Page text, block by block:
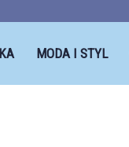
MODA I STYL